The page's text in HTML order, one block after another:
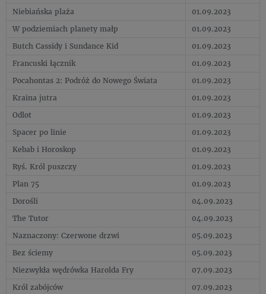
Niebiańska plaża
01.09.2023
W podziemiach planety małp
01.09.2023
Butch Cassidy i Sundance Kid
01.09.2023
Francuski łącznik
01.09.2023
Pocahontas 2: Podróż do Nowego Świata
01.09.2023
Kraina jutra
01.09.2023
Odlot
01.09.2023
Spacer po linie
01.09.2023
Kebab i Horoskop
01.09.2023
Ryś. Król puszczy
01.09.2023
Plan 75
01.09.2023
Dorośli
04.09.2023
The Tutor
04.09.2023
Naznaczony: Czerwone drzwi
05.09.2023
Bez ściemy
05.09.2023
Niezwykła wędrówka Harolda Fry
07.09.2023
Król zabójców
07.09.2023